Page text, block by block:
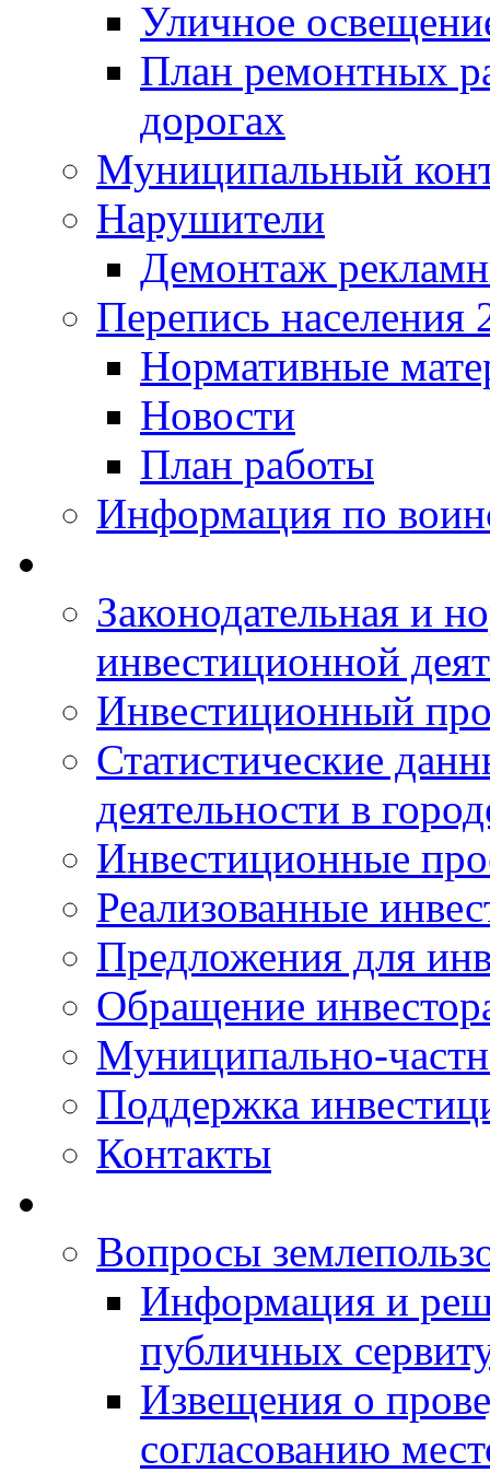
Уличное
План ремонтных
дорогах
Муниципальный
Нарушители
Демонтаж
Перепись населения
Нормативные
Новости
План работы
Информация по
Законодательная и
инвестиционной
Инвестиционный
Статистические
деятельности в
Инвестиционные
Реализованные
Предложения для
Обращение
Муниципально-
Поддержка
Контакты
Вопросы
Информация и
публичных
Извещения о
согласованию